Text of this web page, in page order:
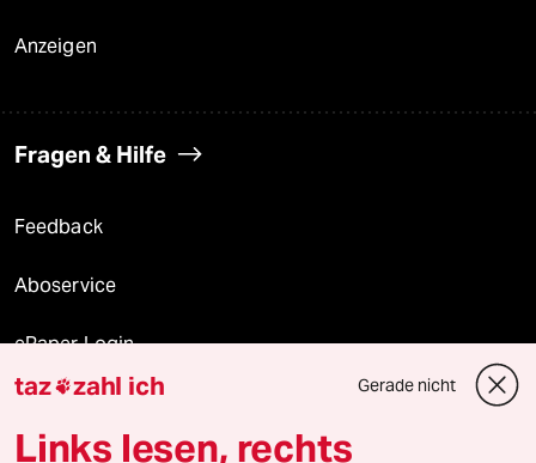
Anzeigen
Fragen & Hilfe
Feedback
Aboservice
ePaper Login
Downloads für Abonnierende
taz zahl ich Gerade nicht
Links lesen, rechts